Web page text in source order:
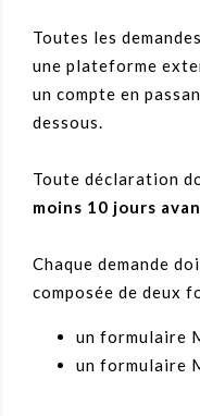
Toutes les
une plateforme
un compte en
dessous.
Toute déclaration
moins 10 jours
Chaque demande
composée de deux
un formulaire
un formulaire